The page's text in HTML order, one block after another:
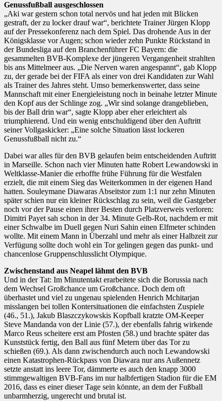
Genussfußball ausgeschlossen
„Aki war gestern schon total nervös und hat jeden mit Blicken
gestraft, der zu locker drauf war“, berichtete Trainer Jürgen Klopp
auf der Pressekonferenz nach dem Spiel. Das drohende Aus in der
Königsklasse vor Augen; schon wieder zehn Punkte Rückstand in
der Bundesliga auf den Branchenführer FC Bayern: die
gesammelten BVB-Komplexe der jüngeren Vergangenheit strahlten
bis ans Mittelmeer aus. „Die Nerven waren angespannt“, gab Klopp
zu, der gerade bei der FIFA als einer von drei Kandidaten zur Wahl
als Trainer des Jahres steht. Umso bemerkenswerter, dass seine
Mannschaft mit einer Energieleistung noch in beinahe letzter Minute
den Kopf aus der Schlinge zog. „Wir sind solange drangeblieben,
bis der Ball drin war“, sagte Klopp aber eher erleichtert als
triumphierend. Und ein wenig entschuldigend über den Auftritt
seiner Vollgaskicker: „Eine solche Situation lässt lockeren
Genussfußball nicht zu.“
Dabei war alles für den BVB gelaufen beim entscheidenden Auftritt
in Marseille. Schon nach vier Minuten hatte Robert Lewandowski in
Weltklasse-Manier die erhoffte frühe Führung für die Westfalen
erzielt, die mit einem Sieg das Weiterkommen in der eigenen Hand
hatten. Souleymane Diawaras Abseitstor zum 1:1 nur zehn Minuten
später schien nur ein kleiner Rückschlag zu sein, weil die Gastgeber
noch vor der Pause einen ihrer Besten durch Platzverweis verloren:
Dimitri Payet sah schon in der 34. Minute Gelb-Rot, nachdem er mit
einer Schwalbe im Duell gegen Nuri Sahin einen Elfmeter schinden
wollte. Mit einem Mann in Überzahl und mehr als einer Halbzeit zur
Verfügung sollte doch wohl ein Tor gelingen gegen das punkt- und
chancenlose Gruppenschlusslicht Olympique.
Zwischenstand aus Neapel lähmt den BVB
Und in der Tat: Im Minutentakt erarbeitete sich die Borussia nach
dem Wechsel Großchance um Großchance. Doch dem oft
überhastet und viel zu ungenau spielenden Henrich Mchitarjan
misslangen bei tollen Kontersituationen die einfachsten Zuspiele
(46., 51.), Jakub Blaszczykowskis Kopfball kratzte OM-Keeper
Steve Mandanda von der Linie (57.), der ebenfalls fahrig wirkende
Marco Reus scheitere erst am Pfosten (58.) und brachte später das
Kunststück fertig, den Ball aus fünf Metern über das Tor zu
schießen (69.). Als dann zwischendurch auch noch Lewandowski
einen Katastrophen-Rückpass von Diawara nur ans Außennetz
setzte anstatt ins leere Tor, dämmerte es auch den knapp 3000
stimmgewaltigen BVB-Fans im nur halbfertigen Stadion für die EM
2016, dass es einer dieser Tage sein könnte, an dem der Fußball
unbarmherzig, ungerecht und brutal ist.